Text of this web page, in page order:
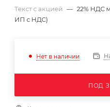
Текст с акцией — 22% НДС
ИП с НДС)
Нет в наличии
ПОД